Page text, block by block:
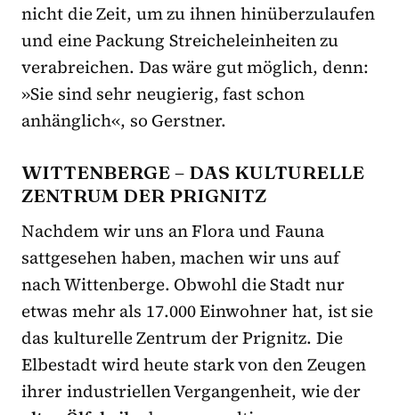
nicht die Zeit, um zu ihnen hinüberzulaufen
und eine Packung Streicheleinheiten zu
verabreichen. Das wäre gut möglich, denn:
»Sie sind sehr neugierig, fast schon
anhänglich«, so Gerstner.
WITTENBERGE – DAS KULTURELLE
ZENTRUM DER PRIGNITZ
Nachdem wir uns an Flora und Fauna
sattgesehen haben, machen wir uns auf
nach Wittenberge. Obwohl die Stadt nur
etwas mehr als 17.000 Einwohner hat, ist sie
das kulturelle Zentrum der Prignitz. Die
Elbestadt wird heute stark von den Zeugen
ihrer industriellen Vergangenheit, wie der